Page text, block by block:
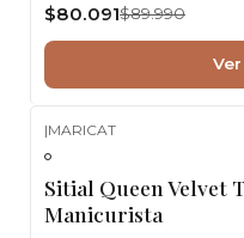
$80.091$89.990
|MARICAT
Sitial Queen Velvet
Manicurista